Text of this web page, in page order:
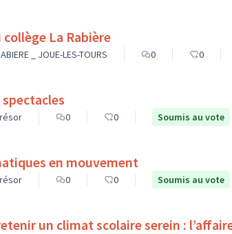
collège La Rabière
_ JOUE-LES-TOURS 0 0
spectacles
0 0 Soumis au vote
en mouvement
0 0 Soumis au vote
un climat scolaire serein :